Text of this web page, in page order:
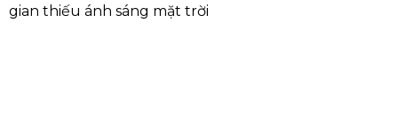
gian thiếu ánh sáng mặt trời